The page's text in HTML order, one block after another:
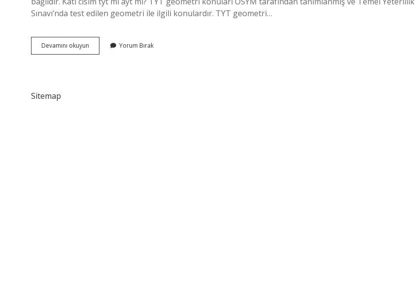
Sınavı’nda test edilen geometri ile ilgili konulardır. TYT geometri…
Devamını okuyun
Cisimler
Yorum Bırak
Sitemap